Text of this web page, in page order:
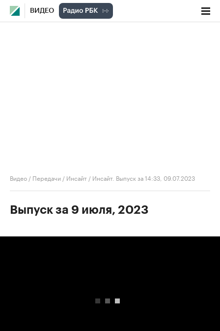
ВИДЕО
Видео / Передачи / Инсайт / Инсайт. Выпуск за 14:33, 09.07.2023
Выпуск за 9 июля, 2023